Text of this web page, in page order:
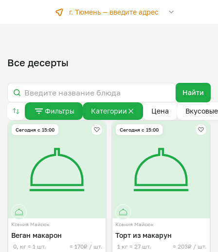
г. Тюмень — введите адрес
Все десерты
Найти
Фильтры Категории Цена
Сегодня с 15:00
Ксения Майсюк
Веган макарон
0, кг ≈ 1 шт. ≈ 170₽ / шт.
Сегодня с 15:00
Ксения Майсюк
Торт из макарун
1 кг ≈ 27 шт. ≈ 203₽ / шт.